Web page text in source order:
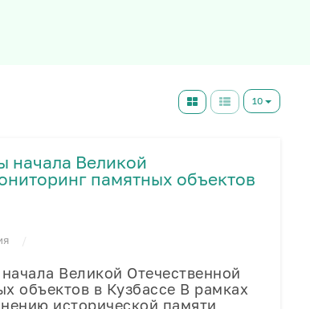
10
начала Великой
памятных объектов
Великой Отечественной
объектов в Кузбассе В рамках
исторической памяти